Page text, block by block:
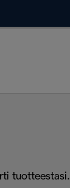
tuotteestasi.